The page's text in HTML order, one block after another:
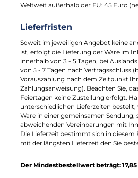
Weltweit außerhalb der EU: 45 Euro
Lieferfristen
Soweit im jeweiligen Angebot keine
ist, erfolgt die Lieferung der Ware im
innerhalb von 3 - 5 Tagen, bei
von 5 - 7 Tagen nach Vertragsschluss
Vorauszahlung nach dem Zeitpunkt
Zahlungsanweisung). Beachten Sie,
Feiertagen keine Zustellung erfolgt.
unterschiedlichen Lieferzeiten
Ware in einer gemeinsamen Sendung,
abweichenden Vereinbarungen mit
Die Lieferzeit bestimmt sich in diesem
mit der längsten Lieferzeit den Sie
Der Mindestbestellwert beträgt: